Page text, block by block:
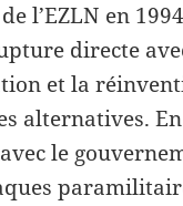
l’EZLN en
directe
et la
alternatives.
le